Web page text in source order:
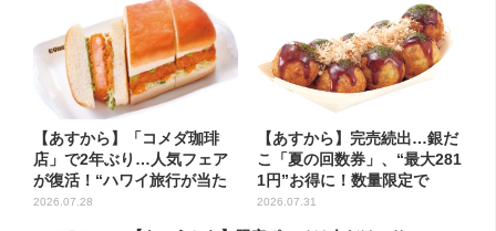
【あすから】「コメダ珈琲
店」で2年ぶり…人気フェア
が復活！“ハワイ旅行が当た
る”...
2026.07.28
【あすから】完売続出…銀だ
こ「夏の回数券」、“最大281
1円”お得に！数量限定で
2026.07.31